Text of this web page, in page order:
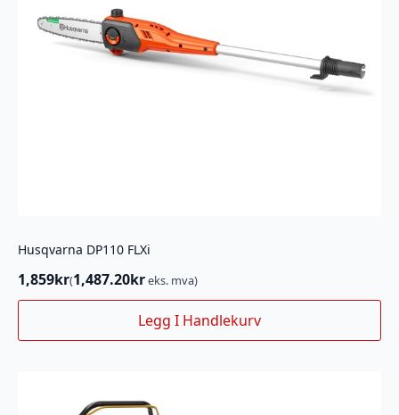
Husqvarna DP110 FLXi
1,859kr(1,487.20kreks. mva)
Legg I Handlekurv